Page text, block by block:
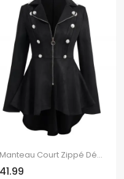
Manteau Court Zippé Décoré de Bouton Manches Longues à Col Relevé en Faux Daim
41.99